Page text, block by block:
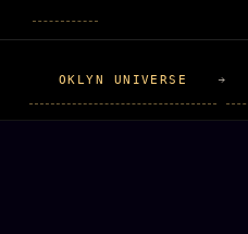
OKLYN UNIVERSE